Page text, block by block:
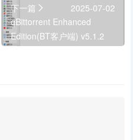
下一篇
2025-07-02
qBittorrent Enhanced
Edition(BT客户端) v5.1.2